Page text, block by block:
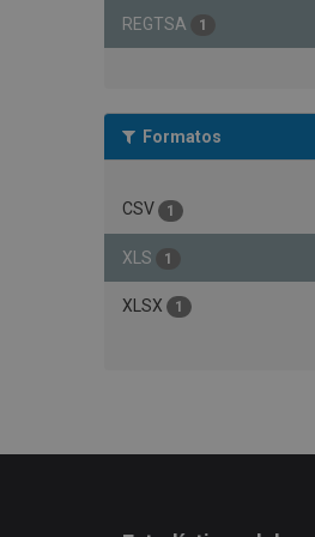
REGTSA 1
Formatos
CSV 1
XLS 1
XLSX 1